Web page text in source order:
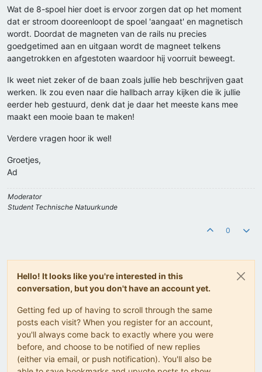
Wat de 8-spoel hier doet is ervoor zorgen dat op het moment
dat er stroom dooreenloopt de spoel 'aangaat' en magnetisch
wordt. Doordat de magneten van de rails nu precies
goedgetimed aan en uitgaan wordt de magneet telkens
aangetrokken en afgestoten waardoor hij voorruit beweegt.
Ik weet niet zeker of de baan zoals jullie heb beschrijven gaat
werken. Ik zou even naar die hallbach array kijken die ik jullie
eerder heb gestuurd, denk dat je daar het meeste kans mee
maakt een mooie baan te maken!
Verdere vragen hoor ik wel!
Groetjes,
Ad
Moderator
Student Technische Natuurkunde
0
Hello! It looks like you're interested in this
conversation, but you don't have an account yet.
Getting fed up of having to scroll through the same
posts each visit? When you register for an account,
you'll always come back to exactly where you were
before, and choose to be notified of new replies
(either via email, or push notification). You'll also be